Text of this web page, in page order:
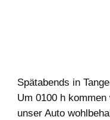
Spätabends in
Um 0100 h
unser Auto